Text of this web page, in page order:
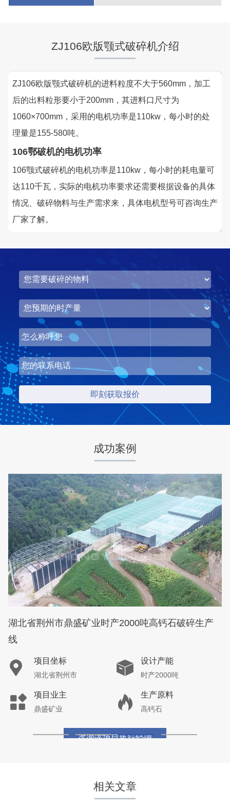
ZJ106欧版颚式破碎机介绍
ZJ106欧版颚式破碎机的进料粒度不大于560mm，加工
后的出料粒形要小于200mm，其进料口尺寸为
1060×700mm，采用的电机功率是110kw，每小时的处
理量是155-580吨。
106鄂破机的电机功率
106颚式破碎机的电机功率是110kw，每小时的耗电量可
达110千瓦，实际的电机功率要求还需要根据设备的具体
情况、破碎物料与生产需求来，具体电机型号可咨询生产
厂家了解。
成功案例
湖北省中昇东浩荆门建材时产500-600吨机制砂项目
项目坐标
湖北省荆门市
设计产能
时产500-600吨
项目业主
中昇东浩荆门建材
咨询该项目执行经理
湖北省梦皓矿业时产2000吨砂石骨料生产线
项目坐标
湖北省荆州市
设计产能
时产2000吨
项目业主
梦皓矿业
生产原料
石灰岩
咨询该项目执行经理
湖北省荆州市鼎盛矿业时产2000吨高钙石破碎生产
线
项目坐标
湖北省荆州市
设计产能
时产2000吨
项目业主
鼎盛矿业
生产原料
高钙石
咨询该项目执行经理
相关文章